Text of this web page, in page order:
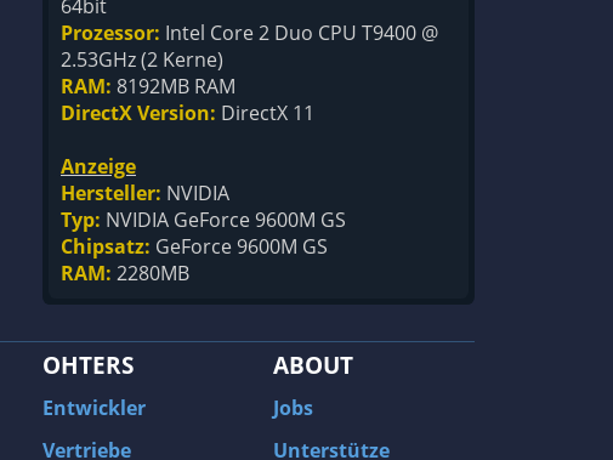
64bit
Prozessor: Intel Core 2 Duo CPU T9400 @
2.53GHz (2 Kerne)
RAM: 8192MB RAM
DirectX Version: DirectX 11
Anzeige
Hersteller: NVIDIA
Typ: NVIDIA GeForce 9600M GS
Chipsatz: GeForce 9600M GS
RAM: 2280MB
OHTERS
Entwickler
Vertriebe
ABOUT
Jobs
Unterstütze